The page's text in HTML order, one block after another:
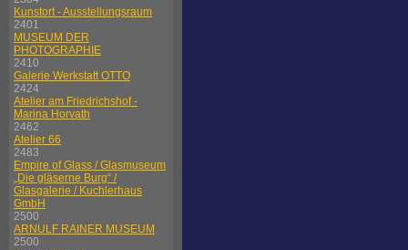
Kunstort - Ausstellungsraum
2401
MUSEUM DER
PHOTOGRAPHIE
2410
Galerie Werkstatt OTTO
2424
Atelier am Friedrichshof -
Marina Horvath
2462
Atelier 66
2483
Empire of Glass / Glasmuseum
„Die gläserne Burg“ /
Glasgalerie / Kuchlerhaus
GmbH
2500
ARNULF RAINER MUSEUM
2500